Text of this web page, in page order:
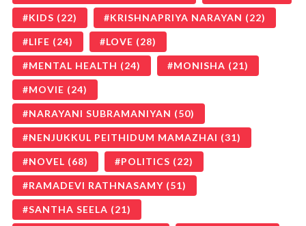
KIDS (22) KRISHNAPRIYA NARAYAN (22)
LIFE (24) LOVE (28)
MENTAL HEALTH (24) MONISHA (21)
MOVIE (24)
NARAYANI SUBRAMANIYAN (50)
NENJUKKUL PEITHIDUM MAMAZHAI (31)
NOVEL (68) POLITICS (22)
RAMADEVI RATHNASAMY (51)
SANTHA SEELA (21)